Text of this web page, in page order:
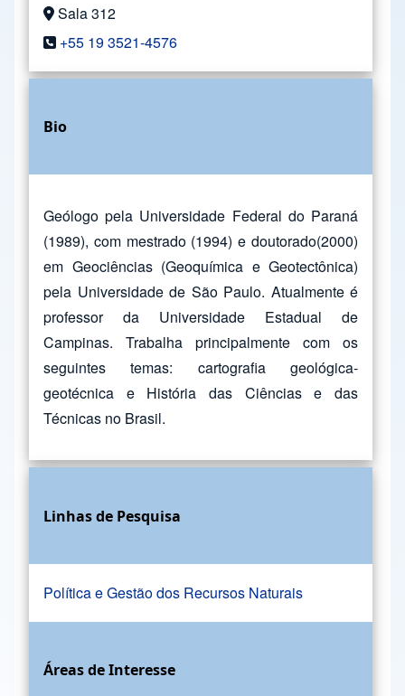
Sala 312
+55 19 3521-4576
Bio
Geólogo pela Universidade Federal do Paraná
(1989), com mestrado (1994) e doutorado(2000)
em Geociências (Geoquímica e Geotectônica)
pela Universidade de São Paulo. Atualmente é
professor da Universidade Estadual de
Campinas. Trabalha principalmente com os
seguintes temas: cartografia geológica-
geotécnica e História das Ciências e das
Técnicas no Brasil.
Linhas de Pesquisa
Política e Gestão dos Recursos Naturais
Áreas de Interesse